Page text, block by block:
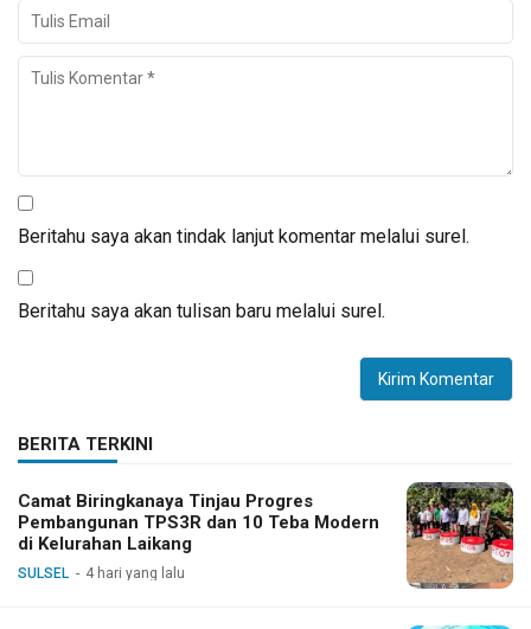
Beritahu saya akan tindak lanjut komentar melalui surel.
Beritahu saya akan tulisan baru melalui surel.
BERITA TERKINI
Camat Biringkanaya Tinjau Progres
Pembangunan TPS3R dan 10 Teba Modern
di Kelurahan Laikang
SULSEL 4 hari yang lalu